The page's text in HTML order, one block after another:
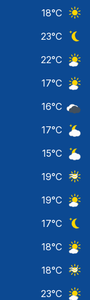
18°C
23°C
22°C
17°C
16°C
17°C
15°C
19°C
19°C
17°C
18°C
18°C
23°C